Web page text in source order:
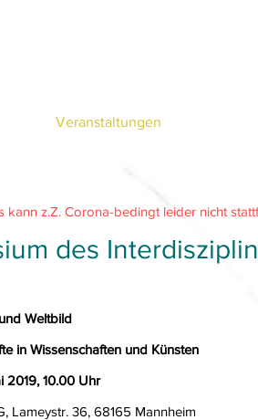
Veranstaltungen
kann z.Z. Corona-bedingt leider nicht
des
Weltbild
in Wissenschaften und Künsten
2019, 10.00 Uhr
Lameystr. 36, 68165 Mannheim